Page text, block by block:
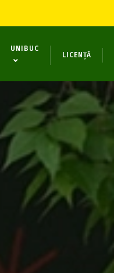
UNIBUC
LICENȚĂ